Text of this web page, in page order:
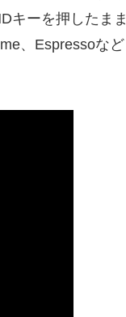
キーを押したまま
、Espressoなど